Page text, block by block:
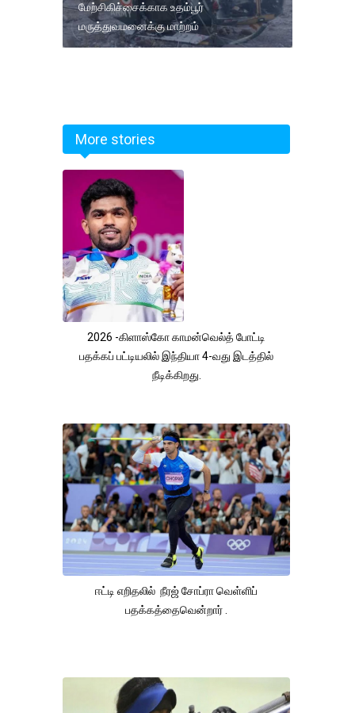
மேற்சிகிச்சைக்காக உதம்பூர்
மருத்துவமனைக்கு மாற்றம்
More stories
2026 -கிளாஸ்கோ காமன்வெல்த் போட்டி
பதக்கப் பட்டியலில் இந்தியா 4-வது இடத்தில்
நீடிக்கிறது.
ஈட்டி எறிதலில் நீரஜ் சோப்ரா வெள்ளிப்
பதக்கத்தைவென்றார் .